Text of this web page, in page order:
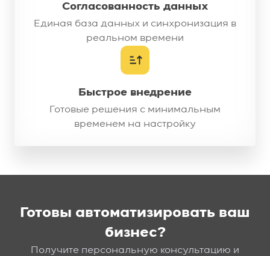
Согласованность данных
Единая база данных и синхронизация в
реальном времени
Быстрое внедрение
Готовые решения с минимальным
временем на настройку
Готовы автоматизировать ваш
бизнес?
Получите персональную консультацию и